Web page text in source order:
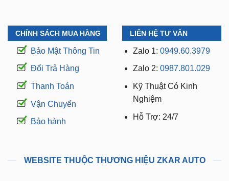
CHÍNH SÁCH MUA HÀNG
Bảo Mật Thông Tin
Đổi Trả Hàng
Thanh Toán
Vận Chuyển
Bảo hành
LIÊN HỆ TƯ VẤN
Zalo 1: 0949.60.3979
Zalo 2: 0987.801.029
Kỹ Thuật Có Kinh
Nghiệm
Hỗ Trợ: 24/7
WEBSITE THUỘC THƯƠNG HIỆU ZKAR AUTO